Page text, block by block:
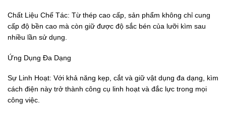
Chất Liệu Chế Tác: Từ thép cao cấp, sản phẩm không chỉ cung
cấp độ bền cao mà còn giữ được độ sắc bén của lưỡi kìm sau
nhiều lần sử dụng.
Ứng Dụng Đa Dạng
Sự Linh Hoạt: Với khả năng kẹp, cắt và giữ vật dụng đa dạng, kìm
cách điện này trở thành công cụ linh hoạt và đắc lực trong mọi
công việc.